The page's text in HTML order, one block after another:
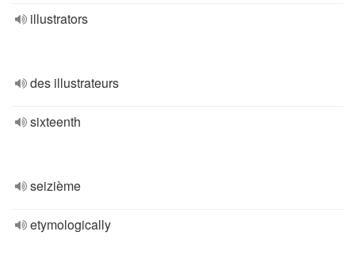
illustrators
des illustrateurs
sixteenth
seizième
etymologically